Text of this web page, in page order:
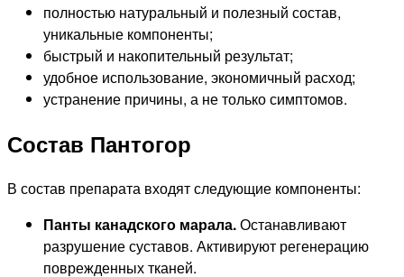
полностью натуральный и полезный состав,
уникальные компоненты;
быстрый и накопительный результат;
удобное использование, экономичный расход;
устранение причины, а не только симптомов.
Состав Пантогор
В состав препарата входят следующие компоненты:
Панты канадского марала.Останавливают
разрушение суставов. Активируют регенерацию
поврежденных тканей.